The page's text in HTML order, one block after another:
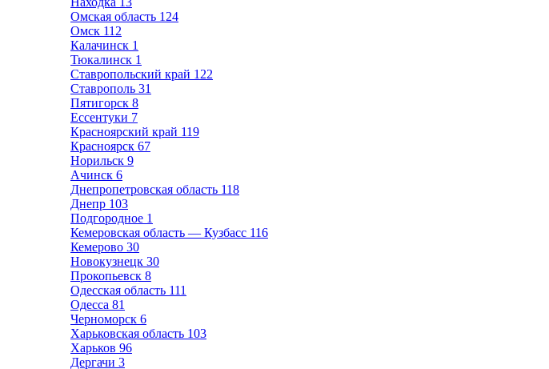
Омская область 124
Омск 112
Калачинск 1
Тюкалинск 1
Ставропольский край 122
Ставрополь 31
Пятигорск 8
Ессентуки 7
Красноярский край 119
Красноярск 67
Норильск 9
Ачинск 6
Днепропетровская область 118
Днепр 103
Подгородное 1
Кемеровская область — Кузбасс 116
Кемерово 30
Новокузнецк 30
Прокопьевск 8
Одесская область 111
Одесса 81
Черноморск 6
Харьковская область 103
Харьков 96
Дергачи 3